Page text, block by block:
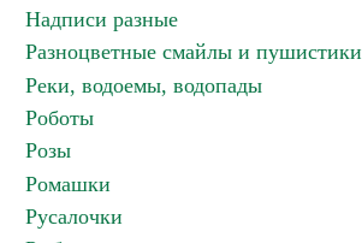
Надписи разные
Разноцветные смайлы и пушистики
Реки, водоемы, водопады
Роботы
Розы
Ромашки
Русалочки